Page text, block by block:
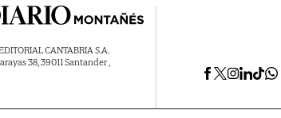
CANTABRIA S.A.
38, 39011 Santander ,